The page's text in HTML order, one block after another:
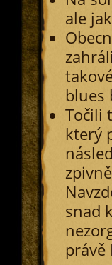
ale
blues
Točili
který
snad
právě